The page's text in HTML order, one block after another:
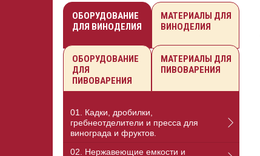
ОБОРУДОВАНИЕ
ДЛЯ ВИНОДЕЛИЯ
МАТЕРИАЛЫ ДЛЯ
ВИНОДЕЛИЯ
ОБОРУДОВАНИЕ
ДЛЯ
ПИВОВАРЕНИЯ
МАТЕРИАЛЫ ДЛЯ
ПИВОВАРЕНИЯ
01. Кадки, дробилки,
гребнеотделители и пресса для
винограда и фруктов.
02. Нержавеющие емкости и